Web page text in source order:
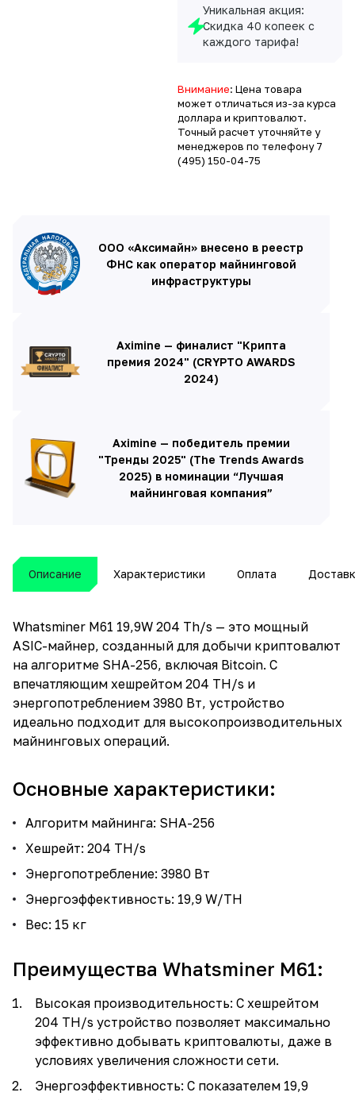
Уникальная акция:
Скидка 40 копеек с
каждого тарифа!
Внимание: Цена товара
может отличаться из-за курса
доллара и криптовалют.
Точный расчет уточняйте у
менеджеров по телефону7
(495) 150-04-75
ООО «Аксимайн» внесено в реестр
ФНС как оператор майнинговой
инфраструктуры
Aximine — финалист "Крипта
премия 2024" (CRYPTO AWARDS
2024)
Aximine — победитель премии
"Тренды 2025" (The Trends Awards
2025) в номинации “Лучшая
майнинговая компания”
Описание Характеристики Оплата
Whatsminer M61 19,9W 204 Th/s — это мощный
ASIC-майнер, созданный для добычи криптовалют
на алгоритме SHA-256, включая Bitcoin. С
впечатляющим хешрейтом 204 TH/s и
энергопотреблением 3980 Вт, устройство
идеально подходит для высокопроизводительных
майнинговых операций.
Основные характеристики:
Алгоритм майнинга: SHA-256
Хешрейт: 204 TH/s
Энергопотребление: 3980 Вт
Энергоэффективность: 19,9 W/TH
Вес: 15 кг
Преимущества Whatsminer M61:
Высокая производительность: С хешрейтом
204 TH/s устройство позволяет максимально
эффективно добывать криптовалюты, даже в
условиях увеличения сложности сети.
Энергоэффективность: С показателем 19,9